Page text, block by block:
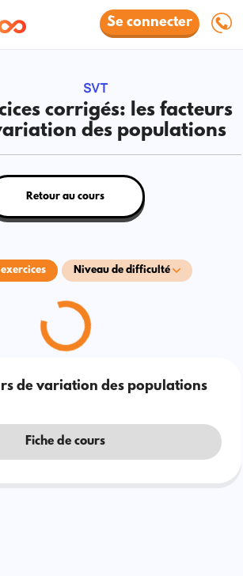
Se connecter
SVT
corrigés: les facteurs
des populations
Niveau de difficulté
Retour au cours
de variation des populations
Fiche de cours